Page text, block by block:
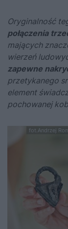
Oryginalność
połączenia
mających
wierzeń
zapewne
przetykanego
element
pochowanej
fot.Andrzej